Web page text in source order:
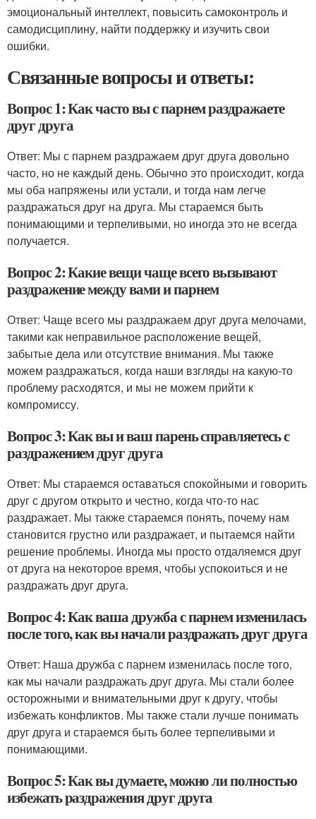
эмоциональный интеллект, повысить самоконтроль и
самодисциплину, найти поддержку и изучить свои
ошибки.
Связанные вопросы и ответы:
Вопрос 1: Как часто вы с парнем раздражаете
друг друга
Ответ: Мы с парнем раздражаем друг друга довольно
часто, но не каждый день. Обычно это происходит, когда
мы оба напряжены или устали, и тогда нам легче
раздражаться друг на друга. Мы стараемся быть
понимающими и терпеливыми, но иногда это не всегда
получается.
Вопрос 2: Какие вещи чаще всего вызывают
раздражение между вами и парнем
Ответ: Чаще всего мы раздражаем друг друга мелочами,
такими как неправильное расположение вещей,
забытые дела или отсутствие внимания. Мы также
можем раздражаться, когда наши взгляды на какую-то
проблему расходятся, и мы не можем прийти к
компромиссу.
Вопрос 3: Как вы и ваш парень справляетесь с
раздражением друг друга
Ответ: Мы стараемся оставаться спокойными и говорить
друг с другом открыто и честно, когда что-то нас
раздражает. Мы также стараемся понять, почему нам
становится грустно или раздражает, и пытаемся найти
решение проблемы. Иногда мы просто отдаляемся друг
от друга на некоторое время, чтобы успокоиться и не
раздражать друг друга.
Вопрос 4: Как ваша дружба с парнем изменилась
после того, как вы начали раздражать друг друга
Ответ: Наша дружба с парнем изменилась после того,
как мы начали раздражать друг друга. Мы стали более
осторожными и внимательными друг к другу, чтобы
избежать конфликтов. Мы также стали лучше понимать
друг друга и стараемся быть более терпеливыми и
понимающими.
Вопрос 5: Как вы думаете, можно ли полностью
избежать раздражения друг друга